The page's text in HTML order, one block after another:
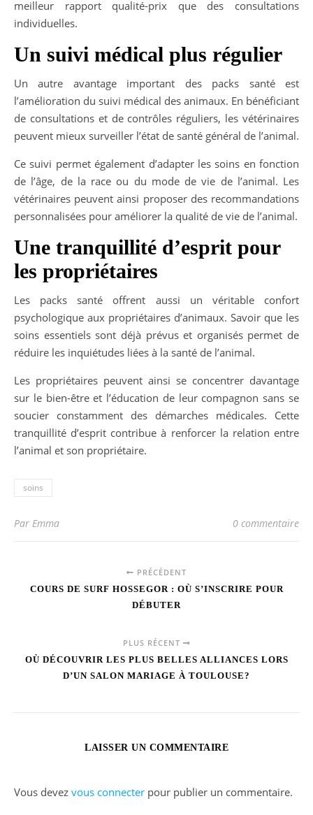
meilleur rapport qualité-prix que des consultations
individuelles.
Un suivi médical plus régulier
Un autre avantage important des packs santé est
l’amélioration du suivi médical des animaux. En bénéficiant
de consultations et de contrôles réguliers, les vétérinaires
peuvent mieux surveiller l’état de santé général de l’animal.
Ce suivi permet également d’adapter les soins en fonction
de l’âge, de la race ou du mode de vie de l’animal. Les
vétérinaires peuvent ainsi proposer des recommandations
personnalisées pour améliorer la qualité de vie de l’animal.
Une tranquillité d’esprit pour
les propriétaires
Les packs santé offrent aussi un véritable confort
psychologique aux propriétaires d’animaux. Savoir que les
soins essentiels sont déjà prévus et organisés permet de
réduire les inquiétudes liées à la santé de l’animal.
Les propriétaires peuvent ainsi se concentrer davantage
sur le bien-être et l’éducation de leur compagnon sans se
soucier constamment des démarches médicales. Cette
tranquillité d’esprit contribue à renforcer la relation entre
l’animal et son propriétaire.
soins
Par Emma 0 commentaire
PRÉCÉDENT
COURS DE SURF HOSSEGOR : OÙ S’INSCRIRE POUR
DÉBUTER
PLUS RÉCENT
OÙ DÉCOUVRIR LES PLUS BELLES ALLIANCES LORS
D’UN SALON MARIAGE À TOULOUSE?
LAISSER UN COMMENTAIRE
Vous devez vous connecter pour publier un commentaire.